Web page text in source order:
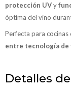
protección UVy
óptima del vino
Perfecta para
entre tecnología de
Detalles